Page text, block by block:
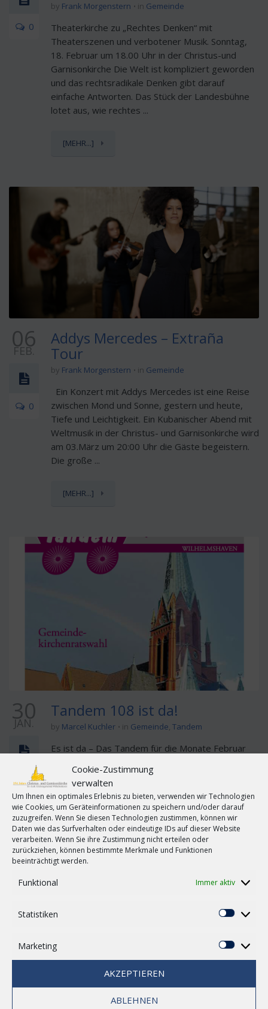
Cookie-Zustimmung
verwalten
Um Ihnen ein optimales Erlebnis zu bieten, verwenden wir Technologien
wie Cookies, um Geräteinformationen zu speichern und/oder darauf
zuzugreifen. Wenn Sie diesen Technologien zustimmen, können wir
Daten wie das Surfverhalten oder eindeutige IDs auf dieser Website
verarbeiten. Wenn Sie ihre Zustimmung nicht erteilen oder
zurückziehen, können bestimmte Merkmale und Funktionen
beeinträchtigt werden.
Funktional Immer aktiv
Statistiken
Marketing
AKZEPTIEREN
ABLEHNEN
0
by Frank Morgenstern in Gemeinde
Theaterkirche zu „Rechtes Denken“ mit
Theaterszenen und verbotener Musik. Sonntag,
18. Februar um 18.00 Uhr in der Christus-und
Garnisonkirche Die Welt ist kompliziert geworden
und das rechtsradikale Denken gibt darauf
einfache Antworten. Das Stück der Landesbühne
lotet aus, wie rechtes ...
[MEHR...]
06
FEB.
0
Addys Mercedes – Extraña
Tour
by Frank Morgenstern in Gemeinde
Ein Konzert mit Addys Mercedes ist eine Reise
zwischen Mond und Sonne, gestern und heute,
Tiefe und Leichtigkeit. Ein Kubanischer Abend mit
Weltmusik in der Christus- und Garnisonkirche wird
am 03.März um 20:00 Uhr die Gäste begeistern.
Die große ...
[MEHR...]
30
JAN.
0
Tandem 108 ist da!
by Marcel Kuchler in Gemeinde, Tandem
Es ist da – Das Tandem für die Monate Februar
viel Spaß beim lesen der aktuellen Ausgabe. Bitte
beachten Sie auch die Veranstaltungshinweise im
Tandem! Das Tandem finden Sie HIER zum
Download!
[MEHR...]